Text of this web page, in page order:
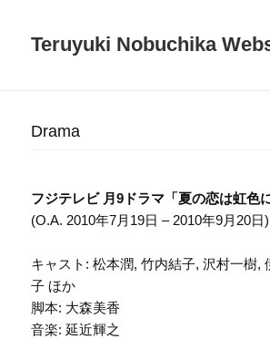
Teruyuki Nobuchika
Drama
フジテレビ 月9ドラマ「夏の恋は虹色
(O.A. 2010年7月19日 – 2010年9月20日)
キャスト: 松本潤, 竹内結子, 沢村一樹,
子 ほか
脚本: 大森美香
音楽: 延近輝之